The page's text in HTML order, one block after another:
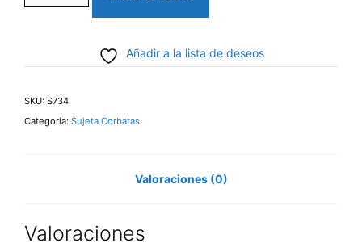
corbata
cantidad
Añadir a la lista de deseos
SKU: S734
Categoría: Sujeta Corbatas
Valoraciones (0)
Valoraciones